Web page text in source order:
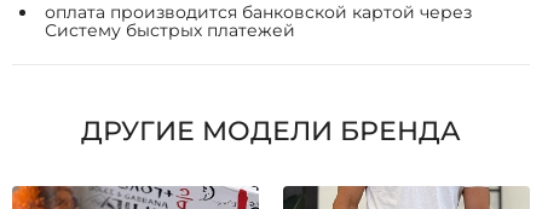
оплата производится банковской картой через
Систему быстрых платежей
ДРУГИЕ МОДЕЛИ БРЕНДА